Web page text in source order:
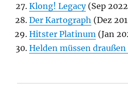
Klong! Legacy(Sep
Der Kartograph (Dez
Hitster Platinum (Jan
Helden müssen